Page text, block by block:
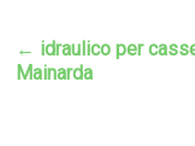
← idraulico per
Mainarda